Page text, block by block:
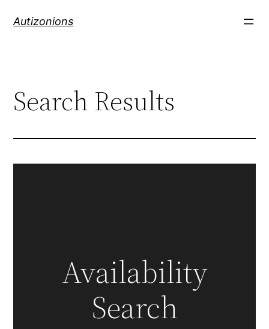
Autizonions
Search Results
Availability
Search